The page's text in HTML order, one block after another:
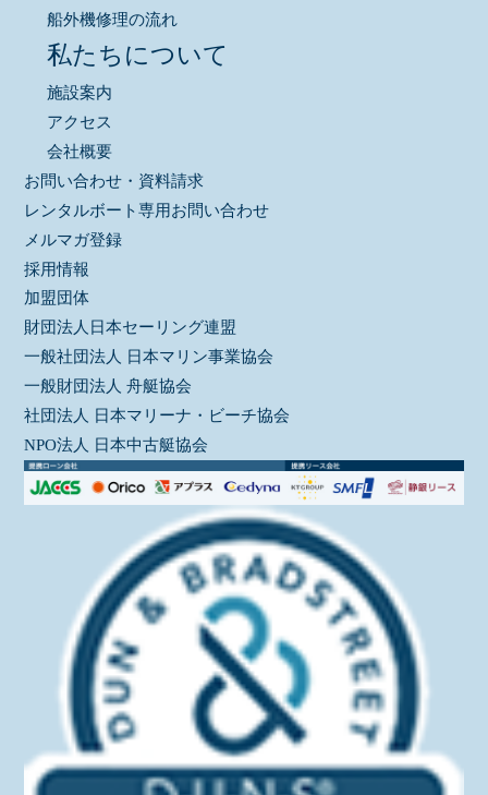
船外機修理の流れ
私たちについて
施設案内
アクセス
会社概要
お問い合わせ・資料請求
レンタルボート専用お問い合わせ
メルマガ登録
採用情報
加盟団体
財団法人日本セーリング連盟
一般社団法人 日本マリン事業協会
一般財団法人 舟艇協会
社団法人 日本マリーナ・ビーチ協会
NPO法人 日本中古艇協会